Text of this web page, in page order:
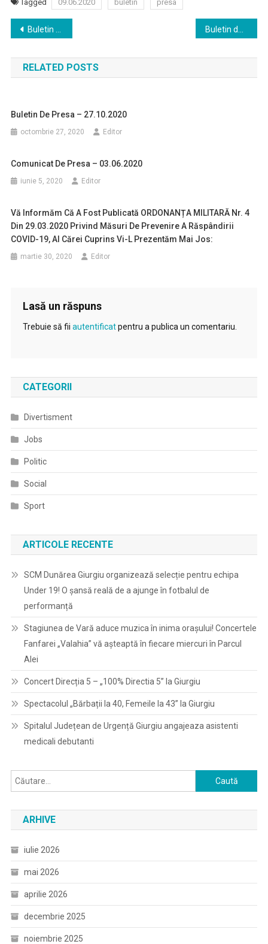
Tagged 09.06.2020 buletin presa
Navigare
în
articole
Buletin de presa – 05.06.2020
RELATED POSTS
Buletin De Presa – 27.10.2020
octombrie 27, 2020 Editor
Comunicat De Presa – 03.06.2020
iunie 5, 2020 Editor
Vă Informăm Că A Fost Publicată ORDONANȚA MILITARĂ Nr. 4
Din 29.03.2020 Privind Măsuri De Prevenire A Răspândirii
COVID-19, Al Cărei Cuprins Vi-L Prezentăm Mai Jos:
martie 30, 2020 Editor
Lasă un răspuns
Trebuie să fii autentificatpentru a publica un comentariu.
CATEGORII
Divertisment
Jobs
Politic
Social
Sport
ARTICOLE RECENTE
SCM Dunărea Giurgiu organizează selecție pentru echipa
Under 19! O șansă reală de a ajunge în fotbalul de
performanță
Stagiunea de Vară aduce muzica în inima orașului! Concertele
Fanfarei „Valahia” vă așteaptă în fiecare miercuri în Parcul
Alei
Concert Direcția 5 – „100% Directia 5” la Giurgiu
Spectacolul „Bărbații la 40, Femeile la 43” la Giurgiu
Spitalul Județean de Urgență Giurgiu angajeaza asistenti
medicali debutanti
Caută
după:
ARHIVE
iulie 2026
mai 2026
aprilie 2026
decembrie 2025
noiembrie 2025